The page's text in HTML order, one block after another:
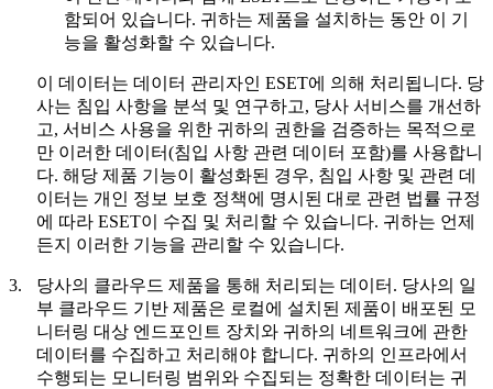
함되어 있습니다. 귀하는 제품을 설치하는 동안 이 기
능을 활성화할 수 있습니다.
이 데이터는 데이터 관리자인 ESET에 의해 처리됩니다. 당
사는 침입 사항을 분석 및 연구하고, 당사 서비스를 개선하
고, 서비스 사용을 위한 귀하의 권한을 검증하는 목적으로
만 이러한 데이터(침입 사항 관련 데이터 포함)를 사용합니
다. 해당 제품 기능이 활성화된 경우, 침입 사항 및 관련 데
이터는 개인 정보 보호 정책에 명시된 대로 관련 법률 규정
에 따라 ESET이 수집 및 처리할 수 있습니다. 귀하는 언제
든지 이러한 기능을 관리할 수 있습니다.
3. 당사의 클라우드 제품을 통해 처리되는 데이터. 당사의 일
부 클라우드 기반 제품은 로컬에 설치된 제품이 배포된 모
니터링 대상 엔드포인트 장치와 귀하의 네트워크에 관한
데이터를 수집하고 처리해야 합니다. 귀하의 인프라에서
수행되는 모니터링 범위와 수집되는 정확한 데이터는 귀